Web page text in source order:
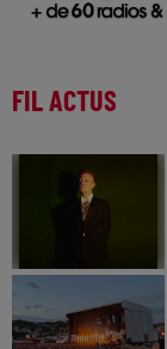
FIL ACTUS